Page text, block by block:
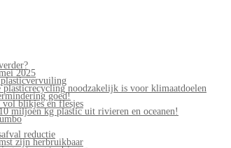
2025
noodzakelijk is voor klimaatdoelen
goed!
vol blikjes en flesjes
miljoen kg plastic uit rivieren en oceanen!
reductie
zijn herbruikbaar